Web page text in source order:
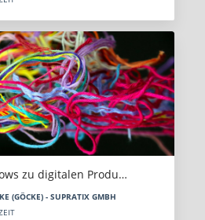
zu digitalen Produ…
(GÖCKE) - SUPRATIX GMBH